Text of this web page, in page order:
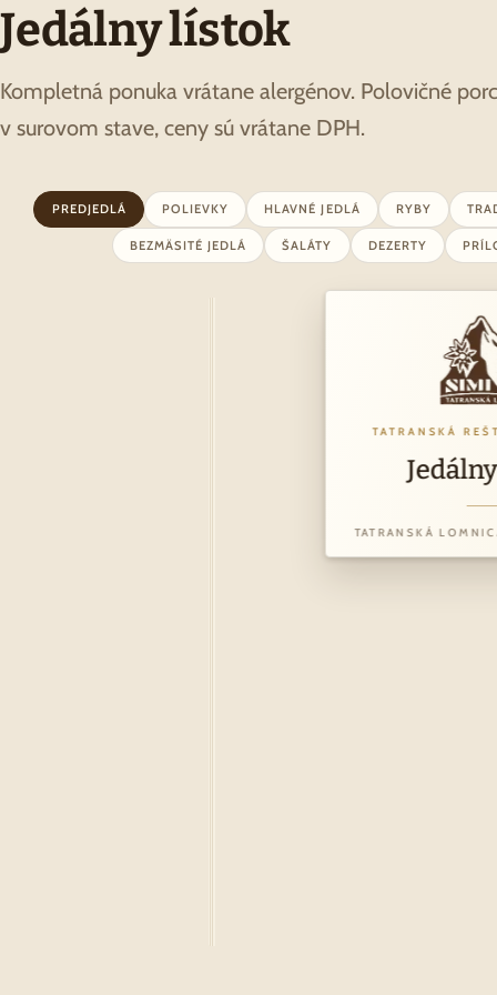
Jedálny lístok
Kompletná ponuka vrátane alergénov. Polovičné
v surovom stave, ceny sú vrátane DPH.
PREDJEDLÁ POLIEVKY HLAVNÉ JEDLÁ RYBY
BEZMÄSITÉ JEDLÁ ŠALÁTY DEZERTY
TATRANSKÁ
TATRANSKÁ